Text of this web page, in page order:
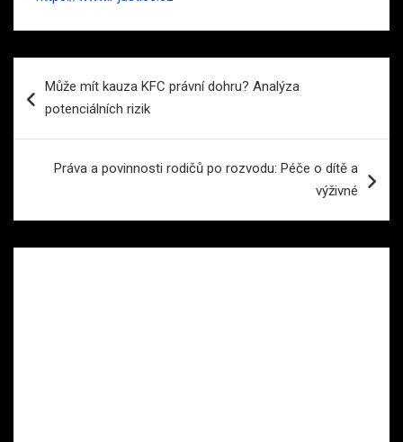
proMůže mít kauza KFC právní dohru? Analýza
potenciálních rizik
Práva a povinnosti rodičů po rozvodu: Péče o dítě a
výživné